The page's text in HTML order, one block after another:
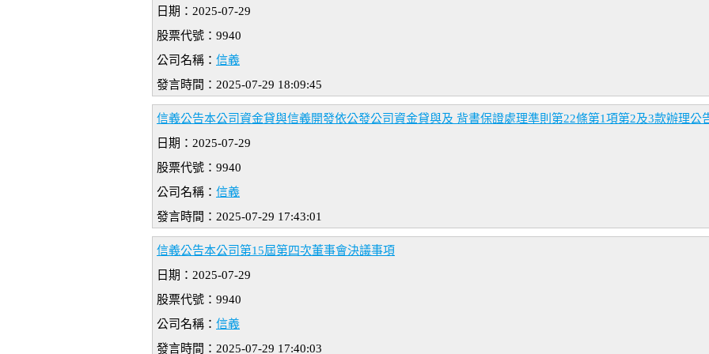
日期：2025-07-29
股票代號：9940
公司名稱： 信義
發言時間：2025-07-29 18:09:45
信義公告本公司資金貸與信義開發依公發公司資金貸與及 背書保證處理準則第22條第1項第2及3款辦理公
日期：2025-07-29
股票代號：9940
公司名稱： 信義
發言時間：2025-07-29 17:43:01
信義公告本公司第15屆第四次董事會決議事項
日期：2025-07-29
股票代號：9940
公司名稱： 信義
發言時間：2025-07-29 17:40:03